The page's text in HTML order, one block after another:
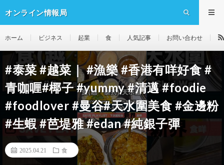
オンライン情報局
ホーム ビジネス 起業 食 人気記事 お問い合わせ
#泰菜 #越菜｜ #漁樂 #香港有咩好食 #
青咖喱#椰子 #yummy #清邁 #foodie
#foodlover #曼谷#天水圍美食 #金邊粉
#生蝦 #芭堤雅 #edan #純銀子彈
2025.04.21 食